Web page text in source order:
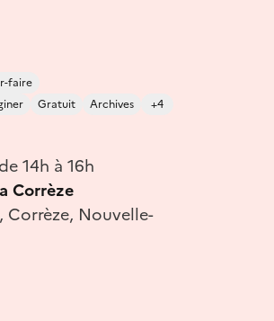
faire
Gratuit Archives +4
14h à 16h
Corrèze
Corrèze, Nouvelle-